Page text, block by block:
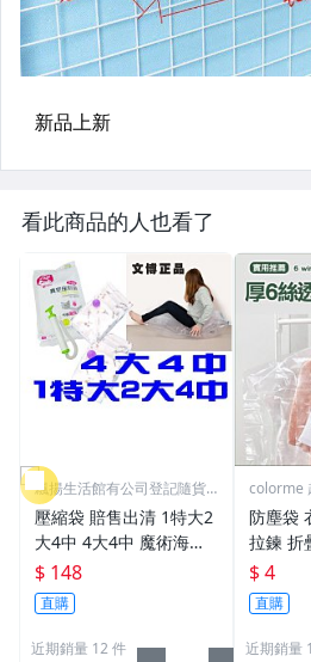
看此商品的人也看了
飄揚生活館有公司登記隨貨
附發票
壓縮袋 賠售出清 1特大2
大4中 4大4中 魔術海綿
真空袋 現貨在台 送抽氣
筒 換季棉被 收納 特厚防
塵 我最便宜
$ 148
直購
近期銷量 12 件
colorme
防塵袋
拉鍊 折
櫃 厚6
9】
$ 4
直購
近期銷量